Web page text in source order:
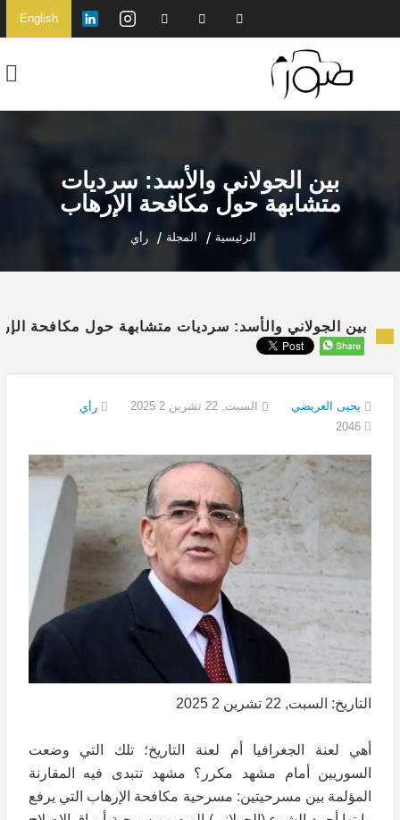
English
بين الجولاني والأسد: سرديات
متشابهة حول مكافحة الإرهاب
الرئيسية المجلة رأي
بين الجولاني والأسد: سرديات متشابهة حول مكافحة
يحيى العريضي السبت, 22 تشرين 2 2025
رأي
التاريخ: السبت, 22 تشرين 2 2025
أهي لعنة الجغرافيا أم لعنة التاريخ؛ تلك التي وضعت
السوريين أمام مشهد مكرر؟ مشهد تتبدى فيه المقارنة
المؤلمة بين مسرحيتين: مسرحية مكافحة الإرهاب التي يرفع